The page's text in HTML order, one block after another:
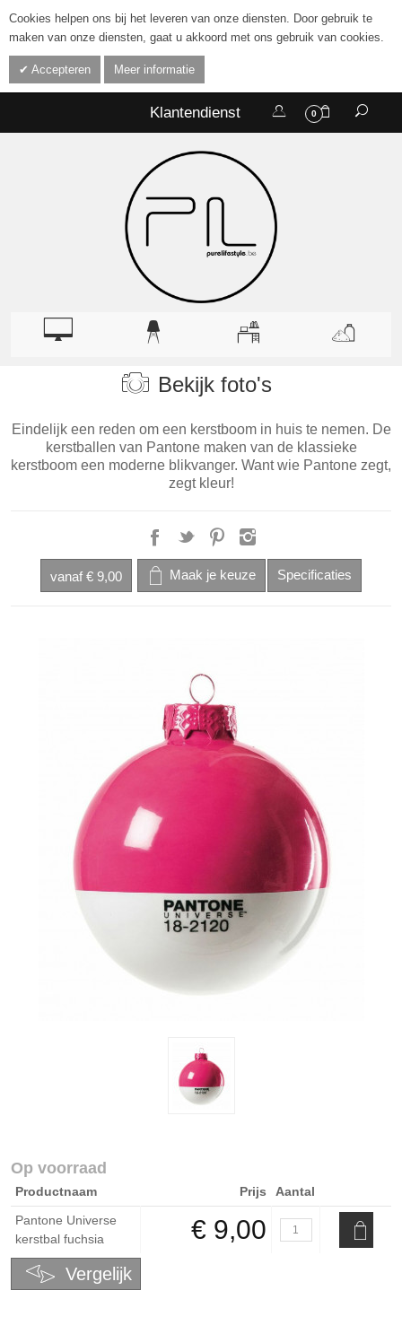
Cookies helpen ons bij het leveren van onze diensten. Door gebruik te
maken van onze diensten, gaat u akkoord met ons gebruik van cookies.
Accepteren Meer informatie
0
Klantendienst
Bekijk foto's
Eindelijk een reden om een kerstboom in huis te nemen. De
kerstballen van Pantone maken van de klassieke
kerstboom een moderne blikvanger. Want wie Pantone zegt,
zegt kleur!
vanaf € 9,00
Op voorraad
Productnaam Prijs
Aantal
Pantone Universe
kerstbal fuchsia
€ 9,00
Vergelijk